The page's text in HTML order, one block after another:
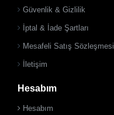
900 TL Üzeri Kargo Ücretsiz
Güvenlik & Gizlilik
İptal & İade Şartları
Mesafeli Satış Sözleşmesi
İletişim
Hesabım
Hesabım